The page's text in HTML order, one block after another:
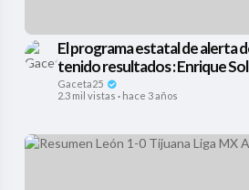
El programa estatal de alerta
tenido resultados : Enrique
coordinador
Gaceta25
2.3 mil vistas · hace 3 años